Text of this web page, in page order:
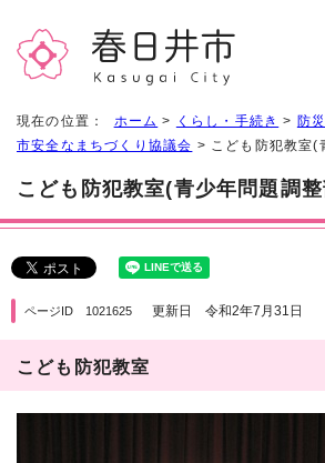
現在の位置： ホーム > くらし・手続き > 防
市安全なまちづくり協議会 > こども防犯教室(
こども防犯教室(青少年問題調
ページID 1021625 更新日 令和2年7月31日
こども防犯教室